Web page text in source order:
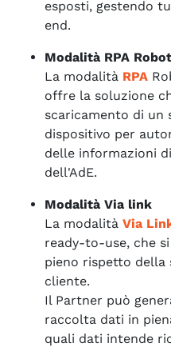
esposti, gestendo
end.
Modalità RPA
La modalità RPA
offre la soluzione
scaricamento di un
dispositivo per
delle informazioni
dell'AdE.
Modalità Via link
La modalità Via
ready-to-use, che
pieno rispetto della
cliente.
Il Partner può
raccolta dati in
quali dati intende